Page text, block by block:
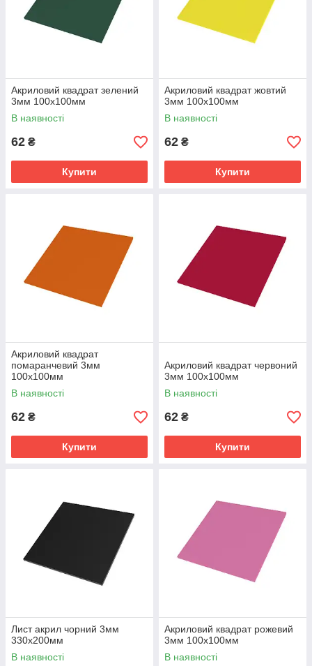
Акриловий квадрат зелений
3мм 100х100мм
В наявності
62 ₴
Купити
Акриловий квадрат жовтий
3мм 100х100мм
В наявності
62 ₴
Купити
Акриловий квадрат
помаранчевий 3мм
100х100мм
В наявності
62 ₴
Купити
Акриловий квадрат червоний
3мм 100х100мм
В наявності
62 ₴
Купити
Лист акрил чорний 3мм
330х200мм
В наявності
Акриловий квадрат рожевий
3мм 100х100мм
В наявності